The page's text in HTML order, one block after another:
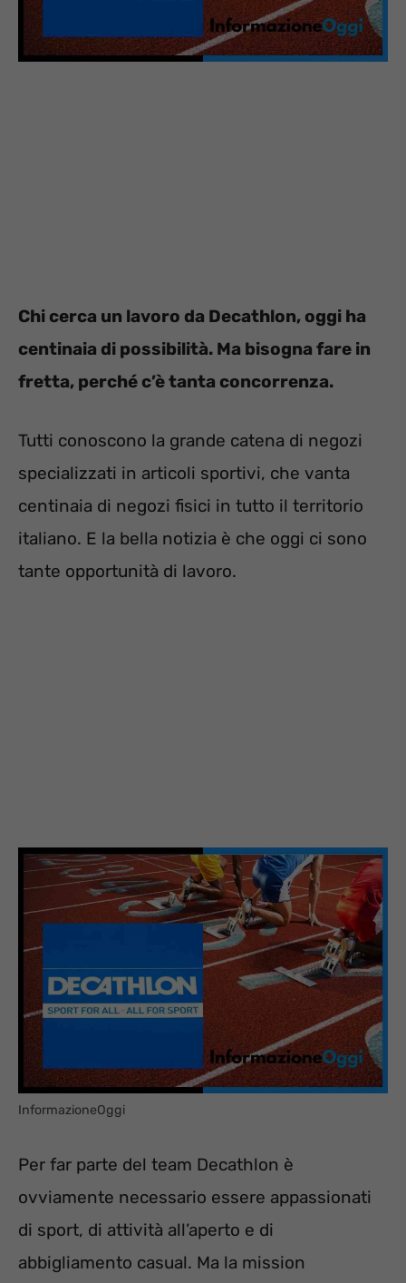
Chi cerca un lavoro da Decathlon, oggi ha
centinaia di possibilità. Ma bisogna fare in
fretta, perché c’è tanta concorrenza.
Tutti conoscono la grande catena di negozi
specializzati in articoli sportivi, che vanta
centinaia di negozi fisici in tutto il territorio
italiano. E la bella notizia è che oggi ci sono
tante opportunità di lavoro.
InformazioneOggi
Per far parte del team Decathlon è
ovviamente necessario essere appassionati
di sport, di attività all’aperto e di
abbigliamento casual. Ma la mission